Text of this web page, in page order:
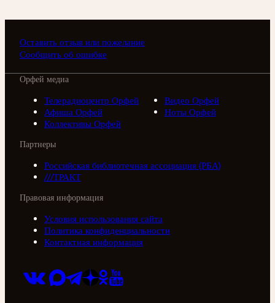
Оставить отзыв или пожелание
Сообщить об ошибке
Орфей медиа
Телерадиоцентр Орфей
Видео Орфей
Афиша Орфей
Ноты Орфей
Коллективы Орфей
Партнеры
Российская библиотечная ассоциация (РБА)
///ТРАКТ
Правовая информация
Условия использования сайта
Политика конфиденциальности
Контактная информация